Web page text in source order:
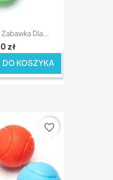
Dla...
zł
DO KOSZYKA
favorite_border